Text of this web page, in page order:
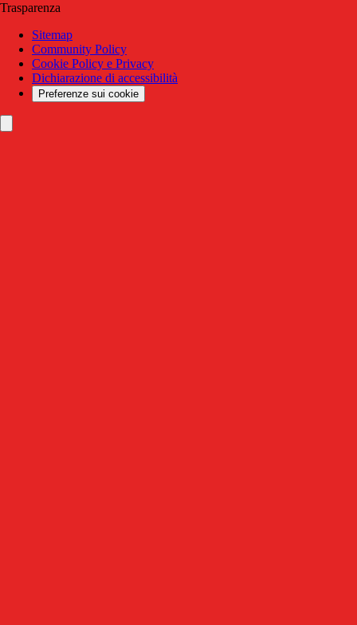
Trasparenza
Sitemap
Community Policy
Cookie Policy e Privacy
Dichiarazione di accessibilità
Preferenze sui cookie